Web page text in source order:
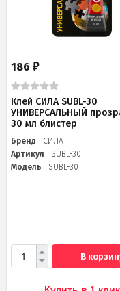
186 ₽
Клей СИЛА SUBL-30
УНИВЕРСАЛЬНЫЙ
30 мл блистер
Бренд
СИЛА
Артикул
SUBL-30
Модель
SUBL-30
В